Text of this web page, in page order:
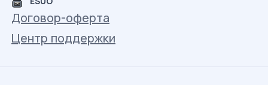
Договор-оферта
Центр поддержки